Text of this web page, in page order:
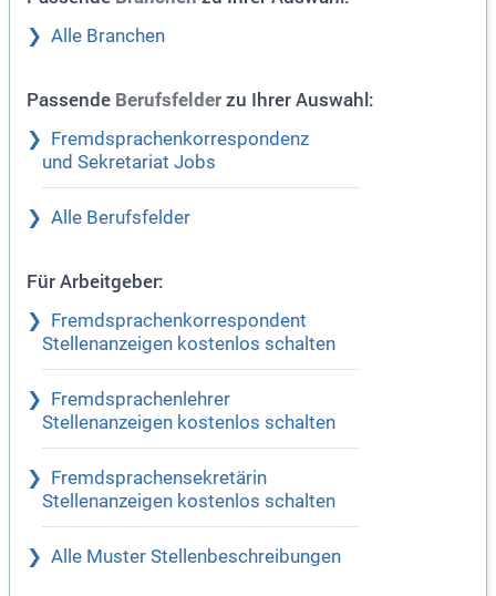
Alle Branchen
Passende Berufsfelder zu Ihrer Auswahl:
Fremdsprachenkorrespondenz
und Sekretariat Jobs
Alle Berufsfelder
Für Arbeitgeber:
Fremdsprachenkorrespondent
Stellenanzeigen kostenlos schalten
Fremdsprachenlehrer
Stellenanzeigen kostenlos schalten
Fremdsprachensekretärin
Stellenanzeigen kostenlos schalten
Alle Muster Stellenbeschreibungen